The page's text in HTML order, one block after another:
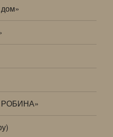
РОБИНА»